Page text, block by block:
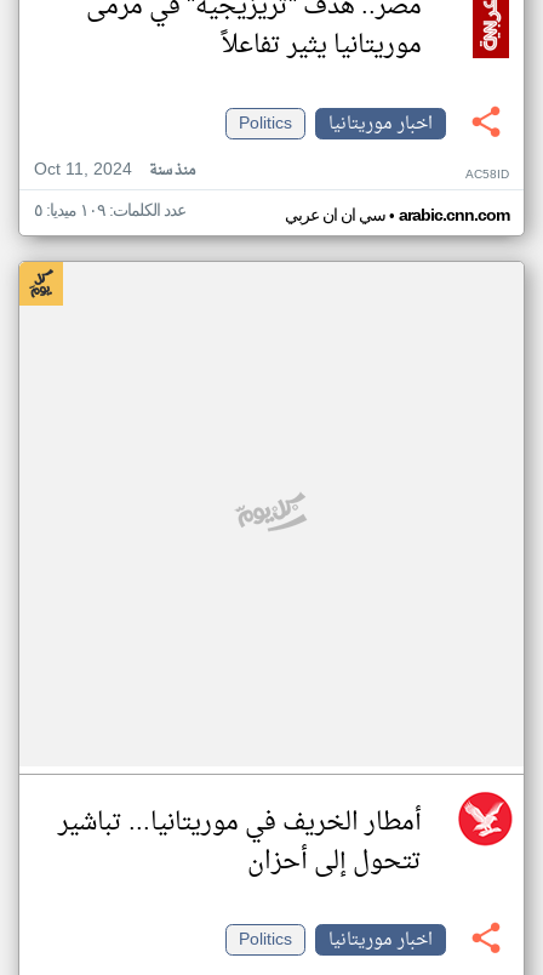
موريتانيا يثير تفاعلاً
اخبار موريتانيا
Politics
Oct 11, 2024
منذ سنة AC58ID
سي ان ان عربي• arabic.cnn.com عدد الكلمات: ١٠٩ ميديا: ٥
أمطار الخريف في موريتانيا... تباشير
تتحول إلى أحزان
اخبار موريتانيا
Politics